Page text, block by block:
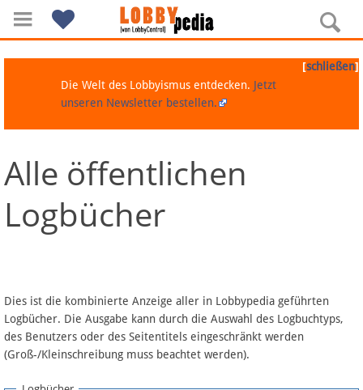
Navigation
Über Lobbypedia
Artikel nach Kategorien
FAQ
[schließen]
Die Welt des Lobbyismus entdecken. Jetzt
unseren Newsletter bestellen.
Alle öffentlichen
Logbücher
Dies ist die kombinierte Anzeige aller in Lobbypedia geführten
Logbücher. Die Ausgabe kann durch die Auswahl des Logbuchtyps,
des Benutzers oder des Seitentitels eingeschränkt werden
(Groß-/Kleinschreibung muss beachtet werden).